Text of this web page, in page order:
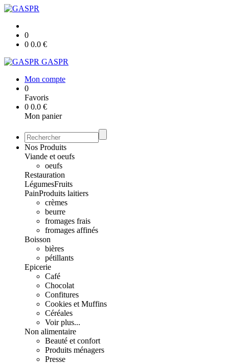
0
0 0.0 €
GASPR
Mon compte
0
Favoris
0 0.0 €
Mon panier
Nos Produits
Viande et oeufs
oeufs
Restauration
LégumesFruits
PainProduits laitiers
crèmes
beurre
fromages frais
fromages affinés
Boisson
bières
pétillants
Epicerie
Café
Chocolat
Confitures
Cookies et Muffins
Céréales
Voir plus...
Non alimentaire
Beauté et confort
Produits ménagers
Presse